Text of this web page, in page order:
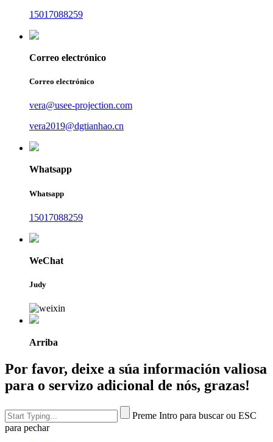
15017088259
Correo electrónico
Correo electrónico
vera@usee-projection.com
vera2019@dgtianhao.cn
Whatsapp
Whatsapp
15017088259
WeChat
Judy
Arriba
Por favor, deixe a súa información valiosa
para o servizo adicional de nós, grazas!
Preme Intro para buscar ou ESC
para pechar